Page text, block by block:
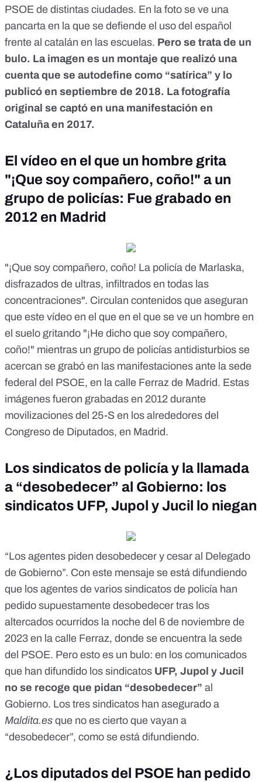
PSOE de distintas ciudades. En la foto se ve una
pancarta en la que se defiende el uso del español
frente al catalán en las escuelas. Pero se trata de un
bulo. La imagen es un montaje que realizó una
cuenta que se autodefine como “satírica” y lo
publicó en septiembre de 2018. La fotografía
original se captó en una manifestación en
Cataluña en 2017.
El vídeo en el que un hombre grita
"¡Que soy compañero, coño!" a un
grupo de policías: Fue grabado en
2012 en Madrid
"¡Que soy compañero, coño! La policía de Marlaska,
disfrazados de ultras, infiltrados en todas las
concentraciones". Circulan contenidos que aseguran
que este vídeo en el que en el que se ve un hombre en
el suelo gritando "¡He dicho que soy compañero,
coño!" mientras un grupo de policías antidisturbios se
acercan se grabó en las manifestaciones ante la sede
federal del PSOE, en la calle Ferraz de Madrid. Estas
imágenes fueron grabadas en 2012 durante
movilizaciones del 25-S en los alrededores del
Congreso de Diputados, en Madrid.
Los sindicatos de policía y la llamada
a “desobedecer” al Gobierno: los
sindicatos UFP, Jupol y Jucil lo niegan
“Los agentes piden desobedecer y cesar al Delegado
de Gobierno”. Con este mensaje se está difundiendo
que los agentes de varios sindicatos de policía han
pedido supuestamente desobedecer tras los
altercados ocurridos la noche del 6 de noviembre de
2023 en la calle Ferraz, donde se encuentra la sede
del PSOE. Pero esto es un bulo: en los comunicados
que han difundido los sindicatos UFP, Jupol y Jucil
no se recoge que pidan “desobedecer” al
Gobierno. Los tres sindicatos han asegurado a
Maldita.es que no es cierto que vayan a
“desobedecer”, como se está difundiendo.
¿Los diputados del PSOE han pedido